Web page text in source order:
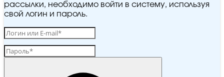
рассылки, необходимо войти в систему, используя
свой логин и пароль.